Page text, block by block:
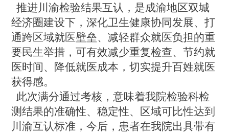
推进川渝检验结果互认，是成渝地区双城
经济圈建设下，深化卫生健康协同发展、打
通跨区域就医壁垒、减轻群众就医负担的重
要民生举措，可有效减少重复检查、节约就
医时间、降低就医成本，切实提升百姓就医
获得感。
此次满分通过考核，意味着我院检验科检
测结果的准确性、稳定性、区域可比性达到
川渝互认标准，今后，患者在我院出具带有